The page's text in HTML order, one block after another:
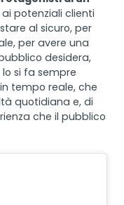
potenziali clienti
al sicuro, per
per avere una
desidera,
si fa sempre
tempo reale, che
quotidiana e, di
che il pubblico